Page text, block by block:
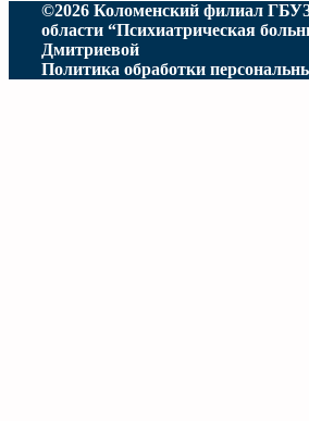
©2026 Коломенский филиал
области “Психиатрическая
Дмитриевой
Политика обработки